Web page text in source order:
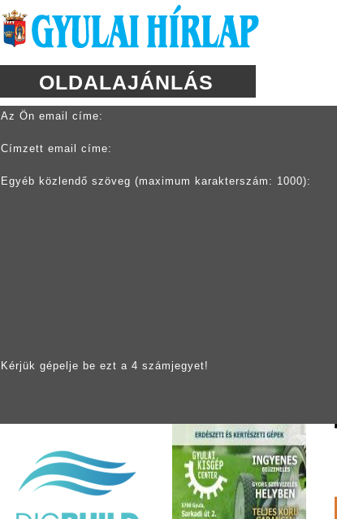
OLDALAJÁNLÁS
Az Ön email címe:
Címzett email címe:
Egyéb közlendő szöveg (maximum karakterszám: 1000):
Kérjük gépelje be ezt a 4 számjegyet!